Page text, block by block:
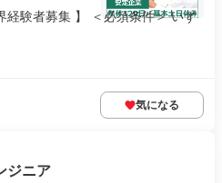
経験者募集 】 ＜必須条件＞ いず
気になる
ジニア